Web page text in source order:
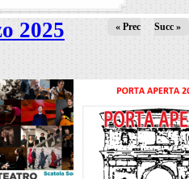
2025 « Prec Succ »